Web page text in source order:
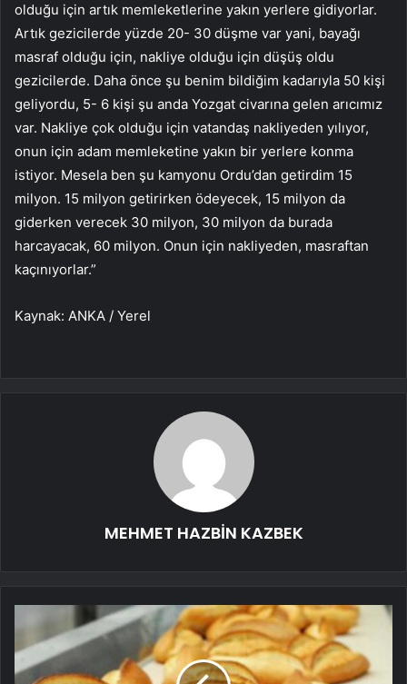
olduğu için artık memleketlerine yakın yerlere gidiyorlar.
Artık gezicilerde yüzde 20- 30 düşme var yani, bayağı
masraf olduğu için, nakliye olduğu için düşüş oldu
gezicilerde. Daha önce şu benim bildiğim kadarıyla 50 kişi
geliyordu, 5- 6 kişi şu anda Yozgat civarına gelen arıcımız
var. Nakliye çok olduğu için vatandaş nakliyeden yılıyor,
onun için adam memleketine yakın bir yerlere konma
istiyor. Mesela ben şu kamyonu Ordu’dan getirdim 15
milyon. 15 milyon getirirken ödeyecek, 15 milyon da
giderken verecek 30 milyon, 30 milyon da burada
harcayacak, 60 milyon. Onun için nakliyeden, masraftan
kaçınıyorlar.”
Kaynak: ANKA / Yerel
MEHMET HAZBİN KAZBEK